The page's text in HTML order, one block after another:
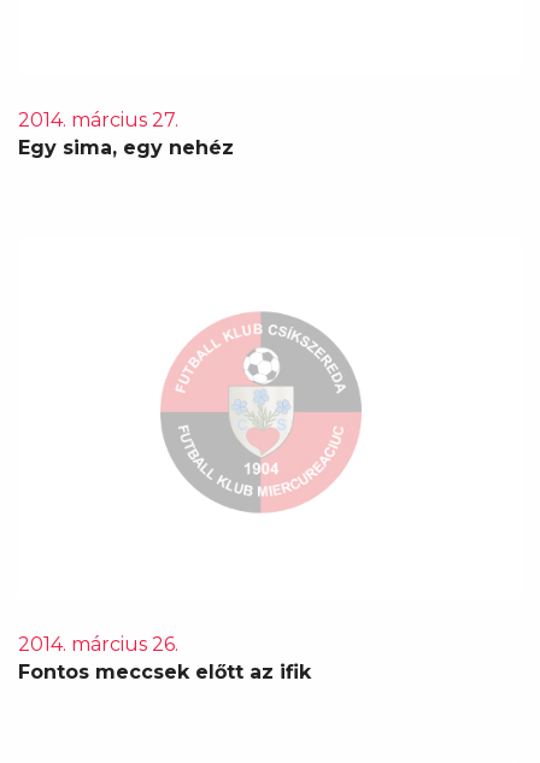
2014. március 27.
Egy sima, egy nehéz
2014. március 26.
Fontos meccsek előtt az ifik